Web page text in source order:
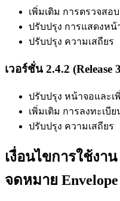
เพิ่มเติม การตรวจสอ
ปรับปรุง การแสดงห
ปรับปรุง ความเสถียร
เวอร์ชั่น 2.4.2 (Release
ปรับปรุง หน้าจอและเ
เพิ่มเติม การลงทะเบี
ปรับปรุง ความเสถียร
เงื่อนไขการใช้งา
จดหมาย Envelope